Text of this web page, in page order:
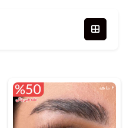
6 ماهه